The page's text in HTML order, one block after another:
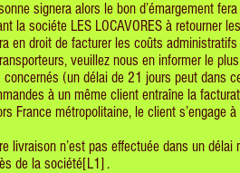
signera alors le bon d’émargement
la sociéte LES LOCAVORES à
en droit de facturer les coûts
veuillez nous en informer le
(un délai de 21 jours peut dans
à un même client entraîne la
France métropolitaine, le client
livraison n’est pas effectuée dans un
de la société[L1] .